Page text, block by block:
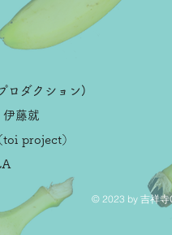
ロダクション)
伊藤就
project）
© 2023 by 吉祥